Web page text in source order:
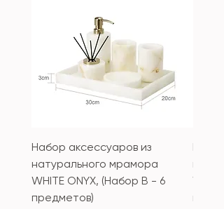
Набор аксессуаров из
натурального мрамора
WHITE ONYX, (Набор B - 6
предметов)